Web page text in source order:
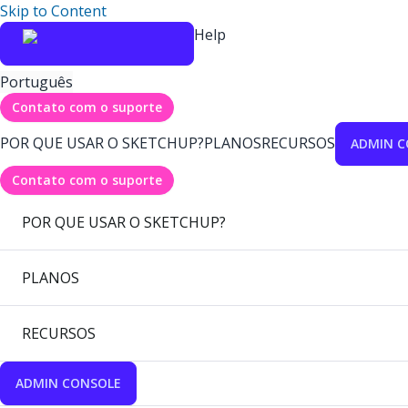
Skip to Content
Help
Português
Contato com o suporte
POR QUE USAR O SKETCHUP?PLANOSRECURSOS ADMIN
Contato com o suporte
POR QUE USAR O SKETCHUP?
PLANOS
RECURSOS
ADMIN CONSOLE